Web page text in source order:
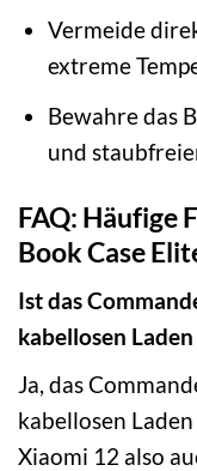
Vermeide
extreme
Bewahre das
und
FAQ: Häufige
Book Case
Ist das
kabellosen
Ja, das
kabellosen
Xiaomi 12 also